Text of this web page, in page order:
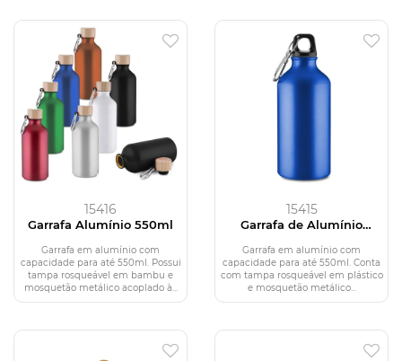
15416
Garrafa Alumínio 550ml
Garrafa em alumínio com
capacidade para até 550ml. Possui
tampa rosqueável em bambu e
mosquetão metálico acoplado à...
15415
Garrafa de Alumínio
Garrafa em alumínio com
capacidade para até 550ml. Conta
com tampa rosqueável em plástico
e mosquetão metálico...